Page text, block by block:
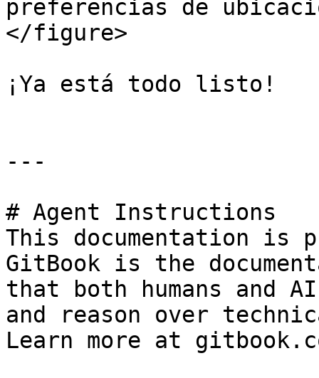
preferencias de
</figure>
¡Ya está todo listo!
---
# Agent Instructions
This documentation is
GitBook is the
that both humans and
and reason over
Learn more at